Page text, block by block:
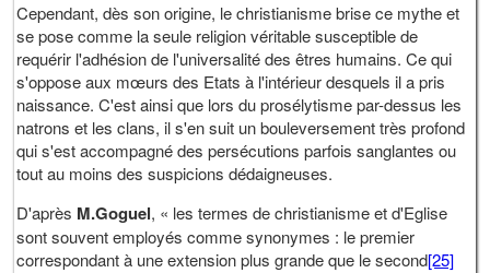
Cependant, dès son origine, le christianisme brise ce mythe et
se pose comme la seule religion véritable susceptible de
requérir l'adhésion de l'universalité des êtres humains. Ce qui
s'oppose aux mœurs des Etats à l'intérieur desquels il a pris
naissance. C'est ainsi que lors du prosélytisme par-dessus les
natrons et les clans, il s'en suit un bouleversement très profond
qui s'est accompagné des persécutions parfois sanglantes ou
tout au moins des suspicions dédaigneuses.
D'après M.Goguel, « les termes de christianisme et d'Eglise
sont souvent employés comme synonymes : le premier
correspondant à une extension plus grande que le second[25]